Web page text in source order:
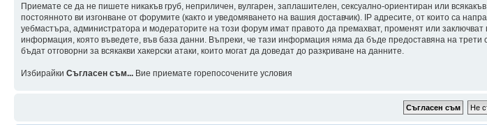
Приемате се да не пишете никакъв груб, неприличен, вулгарен, заплашителен, сексуално-ориентиран или
постоянното ви изгонване от форумите (както и уведомяването на вашия доставчик). IP адресите, от които са
уебмастъра, администратора и модераторите на този форум имат правото да премахват, променят или
информация, която въведете, във база данни. Въпреки, че тази информация няма да бъде предоставяна на
бъдат отговорни за всякакви хакерски атаки, които могат да доведат до разкриване на данните.
Избирайки Съгласен съм... Вие приемате горепосочените условия